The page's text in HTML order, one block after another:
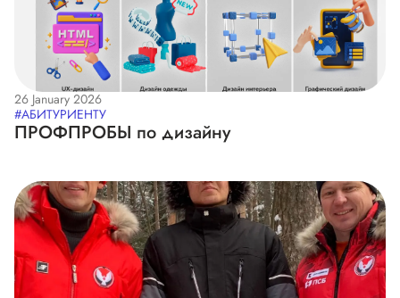
26 January 2026
#АБИТУРИЕНТУ
ПРОФПРОБЫ по дизайну